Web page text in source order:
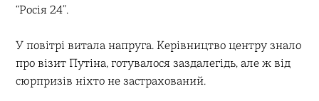
“Росія 24”.
У повітрі витала напруга. Керівництво центру знало
про візит Путіна, готувалося заздалегідь, але ж від
сюрпризів ніхто не застрахований.